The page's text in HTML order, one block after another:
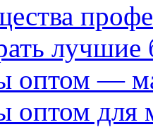
оптом —
оптом для